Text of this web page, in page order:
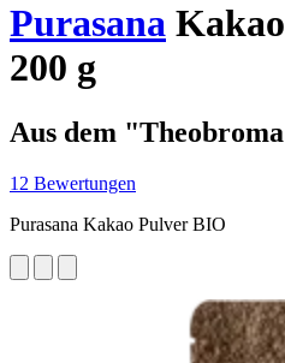
Purasana
200 g
Aus dem
12 Bewertungen
Purasana Kakao Pulver BIO